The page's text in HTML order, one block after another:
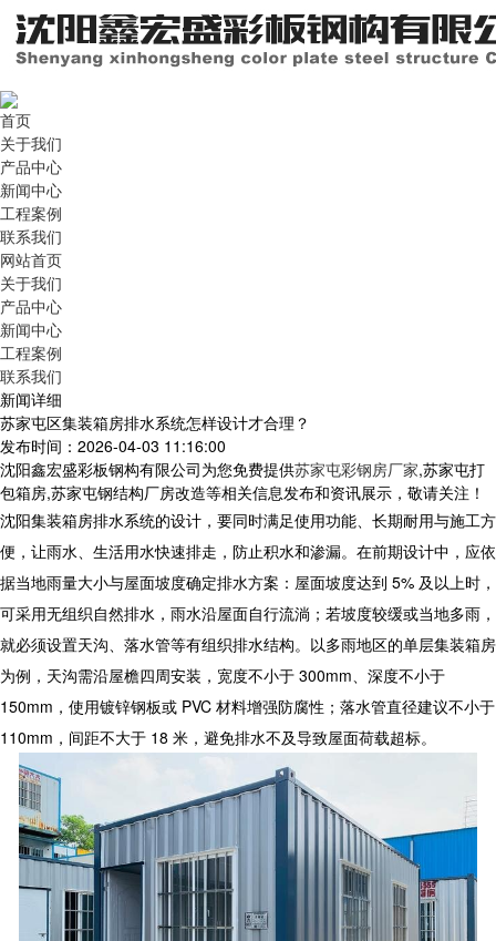
首页
关于我们
产品中心
新闻中心
工程案例
联系我们
网站首页
关于我们
产品中心
新闻中心
工程案例
联系我们
新闻详细
苏家屯区集装箱房排水系统怎样设计才合理？
发布时间：2026-04-03 11:16:00
沈阳鑫宏盛彩板钢构有限公司为您免费提供苏家屯彩钢房厂家,苏家屯打
包箱房,苏家屯钢结构厂房改造等相关信息发布和资讯展示，敬请关注！
沈阳集装箱房排水系统的设计，要同时满足使用功能、长期耐用与施工方
便，让雨水、生活用水快速排走，防止积水和渗漏。在前期设计中，应依
据当地雨量大小与屋面坡度确定排水方案：屋面坡度达到 5% 及以上时，
可采用无组织自然排水，雨水沿屋面自行流淌；若坡度较缓或当地多雨，
就必须设置天沟、落水管等有组织排水结构。以多雨地区的单层集装箱房
为例，天沟需沿屋檐四周安装，宽度不小于 300mm、深度不小于
150mm，使用镀锌钢板或 PVC 材料增强防腐性；落水管直径建议不小于
110mm，间距不大于 18 米，避免排水不及导致屋面荷载超标。